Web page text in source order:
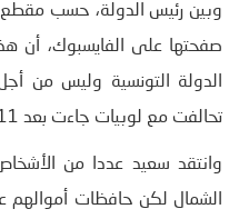
وبين رئيس الدولة، حسب مقطع
صفحتها على الفايسبوك، أن
الدولة التونسية وليس من
تحالفت مع لوبيات جاءت بعد 2011 “.
وانتقد سعيد عددا من
الشمال لكن حافظات أموالهم